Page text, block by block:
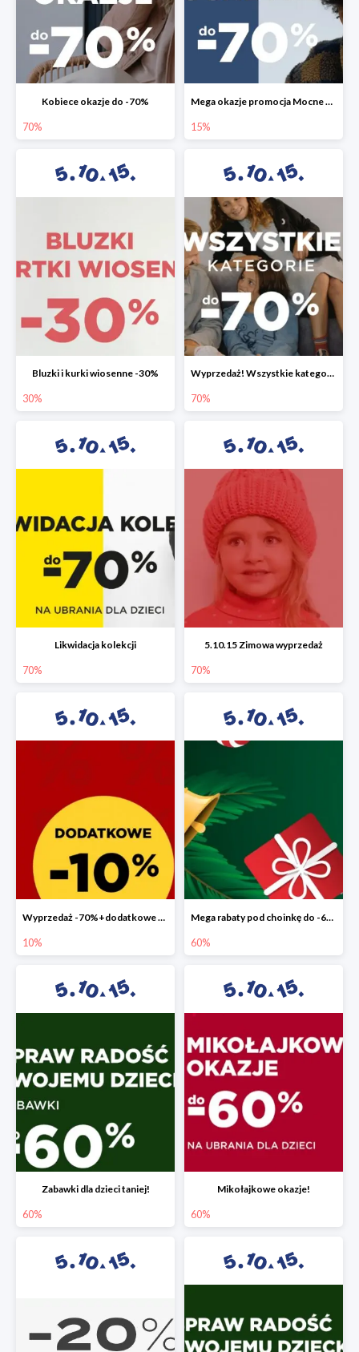
Kobiece okazje do -70%
70%
Mega okazje promocja Mocne marki do -70%
15%
Bluzki i kurki wiosenne -30%
30%
Wyprzedaż! Wszystkie kategorie do -70%
70%
Likwidacja kolekcji
70%
5.10.15 Zimowa wyprzedaż
70%
Wyprzedaż -70%+dodatkowe 10%
10%
Mega rabaty pod choinkę do -60%
60%
Zabawki dla dzieci taniej!
60%
Mikołajkowe okazje!
60%